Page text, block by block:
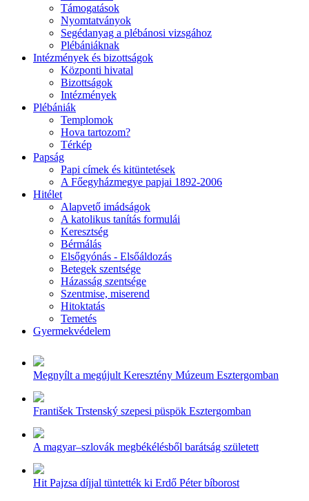
Támogatások
Nyomtatványok
Segédanyag a plébánosi vizsgához
Plébániáknak
Intézmények és bizottságok
Központi hivatal
Bizottságok
Intézmények
Plébániák
Templomok
Hova tartozom?
Térkép
Papság
Papi címek és kitüntetések
A Főegyházmegye papjai 1892-2006
Hitélet
Alapvető imádságok
A katolikus tanítás formulái
Keresztség
Bérmálás
Elsőgyónás - Elsőáldozás
Betegek szentsége
Házasság szentsége
Szentmise, miserend
Hitoktatás
Temetés
Gyermekvédelem
Megnyílt a megújult Keresztény Múzeum Esztergomban
František Trstenský szepesi püspök Esztergomban
A magyar–szlovák megbékélésből barátság született
Hit Pajzsa díjjal tüntették ki Erdő Péter bíborost